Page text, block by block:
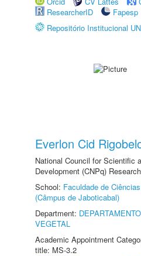
ResearcherID
Fapesp
Repositório Institucional
Everlon Cid
National Council for Scientific
Development (CNPq)
School: Faculdade de
(Câmpus de Jaboticabal)
Department:
VEGETAL
Academic Appointment
title: MS-3.2